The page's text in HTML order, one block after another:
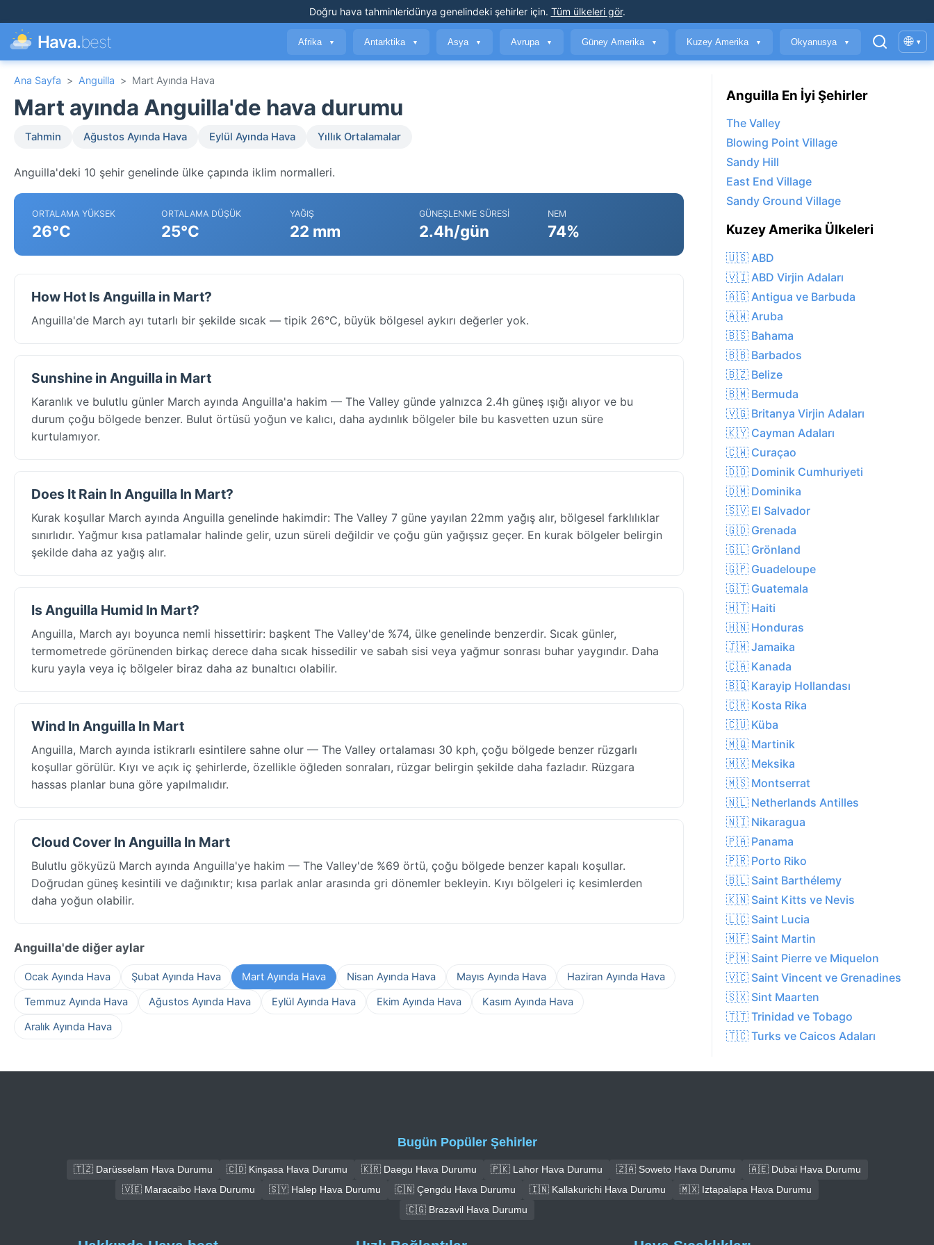
Doğru hava tahminleridünya genelindeki şehirler için. Tüm ülkeleri gör.
Hava.best Afrika ▼ Antarktika ▼ Asya ▼ Avrupa ▼ Güney Amerika ▼ Kuzey Amerika ▼ Okyanusya ▼ 🌐 ▾
Ana Sayfa > Anguilla > Mart Ayında Hava
Mart ayında Anguilla'de hava durumu
Tahmin Ağustos Ayında Hava Eylül Ayında Hava Yıllık Ortalamalar
Anguilla'deki 10 şehir genelinde ülke çapında iklim normalleri.
ORTALAMA YÜKSEK
26°C
ORTALAMA DÜŞÜK
25°C
YAĞIŞ
22 mm
GÜNEŞLENME SÜRESI
2.4h/gün
NEM
74%
How Hot Is Anguilla in Mart?
Anguilla'de March ayı tutarlı bir şekilde sıcak — tipik 26°C, büyük bölgesel aykırı değerler yok.
Sunshine in Anguilla in Mart
Karanlık ve bulutlu günler March ayında Anguilla'a hakim — The Valley günde yalnızca 2.4h güneş ışığı alıyor ve bu
durum çoğu bölgede benzer. Bulut örtüsü yoğun ve kalıcı, daha aydınlık bölgeler bile bu kasvetten uzun süre
kurtulamıyor.
Does It Rain In Anguilla In Mart?
Kurak koşullar March ayında Anguilla genelinde hakimdir: The Valley 7 güne yayılan 22mm yağış alır, bölgesel farklılıklar
sınırlıdır. Yağmur kısa patlamalar halinde gelir, uzun süreli değildir ve çoğu gün yağışsız geçer. En kurak bölgeler belirgin
şekilde daha az yağış alır.
Is Anguilla Humid In Mart?
Anguilla, March ayı boyunca nemli hissettirir: başkent The Valley'de %74, ülke genelinde benzerdir. Sıcak günler,
termometrede görünenden birkaç derece daha sıcak hissedilir ve sabah sisi veya yağmur sonrası buhar yaygındır. Daha
kuru yayla veya iç bölgeler biraz daha az bunaltıcı olabilir.
Wind In Anguilla In Mart
Anguilla, March ayında istikrarlı esintilere sahne olur — The Valley ortalaması 30 kph, çoğu bölgede benzer rüzgarlı
koşullar görülür. Kıyı ve açık iç şehirlerde, özellikle öğleden sonraları, rüzgar belirgin şekilde daha fazladır. Rüzgara
hassas planlar buna göre yapılmalıdır.
Cloud Cover In Anguilla In Mart
Bulutlu gökyüzü March ayında Anguilla'ye hakim — The Valley'de %69 örtü, çoğu bölgede benzer kapalı koşullar.
Doğrudan güneş kesintili ve dağınıktır; kısa parlak anlar arasında gri dönemler bekleyin. Kıyı bölgeleri iç kesimlerden
daha yoğun olabilir.
Anguilla'de diğer aylar
Ocak Ayında Hava Şubat Ayında Hava Mart Ayında Hava Nisan Ayında Hava Mayıs Ayında Hava
Haziran Ayında Hava
Temmuz Ayında Hava
Ağustos Ayında Hava Eylül Ayında Hava Ekim Ayında Hava
Kasım Ayında Hava
Aralık Ayında Hava
Anguilla En İyi Şehirler
The Valley
Blowing Point Village
Sandy Hill
East End Village
Sandy Ground Village
Kuzey Amerika Ülkeleri
🇺🇸 ABD
🇻🇮 ABD Virjin Adaları
🇦🇬 Antigua ve Barbuda
🇦🇼 Aruba
🇧🇸 Bahama
🇧🇧 Barbados
🇧🇿 Belize
🇧🇲 Bermuda
🇻🇬 Britanya Virjin Adaları
🇰🇾 Cayman Adaları
🇨🇼 Curaçao
🇩🇴 Dominik Cumhuriyeti
🇩🇲 Dominika
🇸🇻 El Salvador
🇬🇩 Grenada
🇬🇱 Grönland
🇬🇵 Guadeloupe
🇬🇹 Guatemala
🇭🇹 Haiti
🇭🇳 Honduras
🇯🇲 Jamaika
🇨🇦 Kanada
🇧🇶 Karayip Hollandası
🇨🇷 Kosta Rika
🇨🇺 Küba
🇲🇶 Martinik
🇲🇽 Meksika
🇲🇸 Montserrat
🇳🇱 Netherlands Antilles
🇳🇮 Nikaragua
🇵🇦 Panama
🇵🇷 Porto Riko
🇧🇱 Saint Barthélemy
🇰🇳 Saint Kitts ve Nevis
🇱🇨 Saint Lucia
🇲🇫 Saint Martin
🇵🇲 Saint Pierre ve Miquelon
🇻🇨 Saint Vincent ve Grenadines
🇸🇽 Sint Maarten
🇹🇹 Trinidad ve Tobago
🇹🇨 Turks ve Caicos Adaları
Bugün Popüler Şehirler
🇹🇿 Darüsselam Hava Durumu 🇨🇩 Kinşasa Hava Durumu 🇰🇷 Daegu Hava Durumu 🇵🇰 Lahor Hava Durumu 🇿🇦 Soweto Hava Durumu
🇦🇪 Dubai Hava Durumu
🇻🇪 Maracaibo Hava Durumu
🇸🇾 Halep Hava Durumu 🇨🇳 Çengdu Hava Durumu 🇮🇳 Kallakurichi Hava Durumu
🇲🇽 Iztapalapa Hava Durumu
🇨🇬 Brazavil Hava Durumu